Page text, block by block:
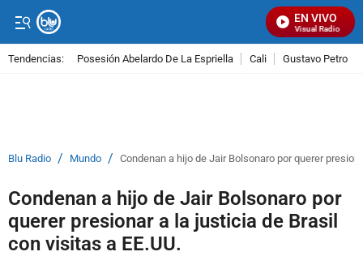
EN VIVO
Señal Visual Radio
Tendencias: Posesión Abelardo De La Espriella Cali Gustavo Petro
Blu Radio / Mundo / Condenan a hijo de Jair Bolsonaro por querer
Condenan a hijo de Jair Bolsonaro por
querer presionar a la justicia de Brasil
con visitas a EE.UU.